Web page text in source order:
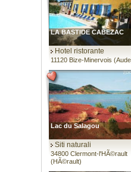
LA BASTIDE CABEZAC
Hotel ristorante
11120 Bize-Minervois
Lac du Salagou
Siti naturali
34800 Clermont-l'HÃ©rault
(HÃ©rault)